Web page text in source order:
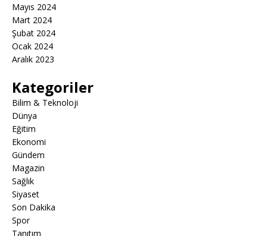
Mayıs 2024
Mart 2024
Şubat 2024
Ocak 2024
Aralık 2023
Kategoriler
Bilim & Teknoloji
Dünya
Eğitim
Ekonomi
Gündem
Magazin
Sağlık
Siyaset
Son Dakika
Spor
Tanıtım